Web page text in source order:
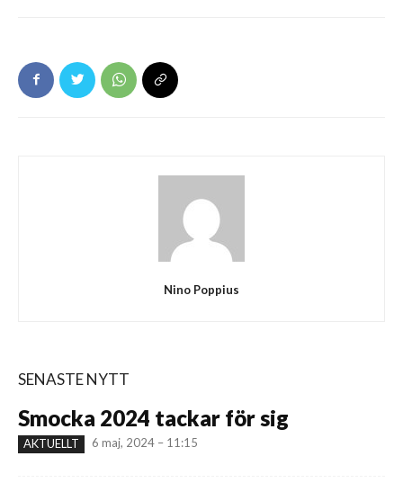
Nino Poppius
SENASTE NYTT
Smocka 2024 tackar för sig
AKTUELLT 6 maj, 2024 – 11:15